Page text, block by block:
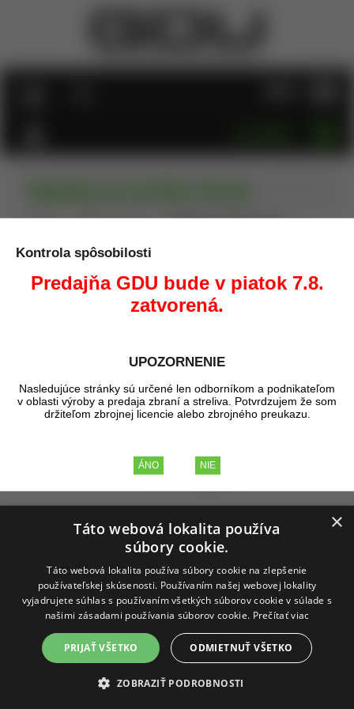
Montážne lišty, predpažbia, rukoväte, dvojnožky, pažby a
Mieridlá
45 produktov
Kontrola spôsobilosti
Predajňa GDU bude v piatok 7.8.
zatvorená.
UPOZORNENIE
Nasledujúce stránky sú určené len odborníkom a podnikateľom
v oblasti výroby a predaja zbraní a streliva. Potvrdzujem že som
držiteľom zbrojnej licencie alebo zbrojného preukazu.
×
Táto webová lokalita používa
súbory cookie.
Táto webová lokalita používa súbory cookie na zlepšenie
používateľskej skúsenosti. Používaním našej webovej lokality
vyjadrujete súhlas s používaním všetkých súborov cookie v súlade s
našimi zásadami používania súborov cookie. Prečítať viac
PRIJAŤ VŠETKO ODMIETNUŤ VŠETKO
ZOBRAZIŤ PODROBNOSTI